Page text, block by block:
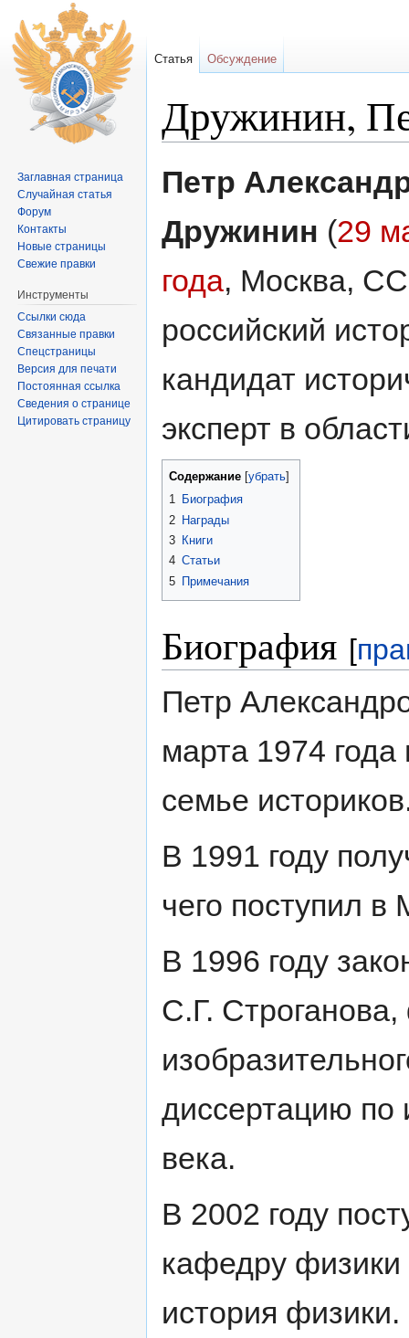
Дружинин,
Петр
Дружинин (29
года, Москва,
российский
кандидат
эксперт в
Содержание убрать
1 Биография
2 Награды
3 Книги
4 Статьи
5 Примечания
Биография [
Петр
марта 1974
семье
В 1991 году
чего поступил
В 1996 году
С.Г. Строганова,
диссертацию по
века.
В 2002 году
кафедру физики
история физики.
Статья Обсуждение
Заглавная страница
Случайная статья
Форум
Контакты
Новые страницы
Свежие правки
Инструменты
Ссылки сюда
Связанные правки
Спецстраницы
Версия для печати
Постоянная ссылка
Сведения о странице
Цитировать страницу